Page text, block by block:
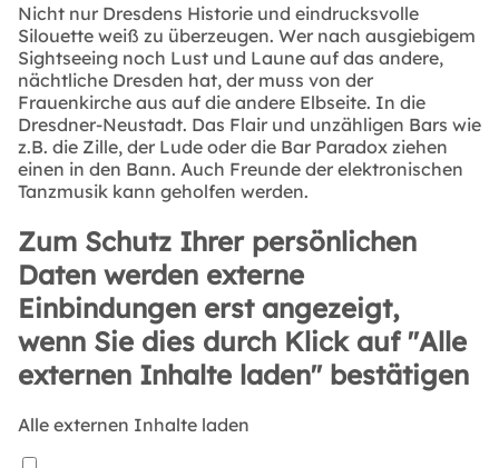
Nicht nur Dresdens Historie und eindrucksvolle
Silouette weiß zu überzeugen. Wer nach ausgiebigem
Sightseeing noch Lust und Laune auf das andere,
nächtliche Dresden hat, der muss von der
Frauenkirche aus auf die andere Elbseite. In die
Dresdner-Neustadt. Das Flair und unzähligen Bars wie
z.B. die Zille, der Lude oder die Bar Paradox ziehen
einen in den Bann. Auch Freunde der elektronischen
Tanzmusik kann geholfen werden.
Zum Schutz Ihrer persönlichen
Daten werden externe
Einbindungen erst angezeigt,
wenn Sie dies durch Klick auf "Alle
externen Inhalte laden" bestätigen
Alle externen Inhalte laden